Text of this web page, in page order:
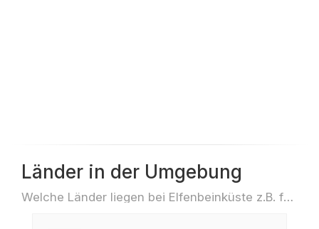
Länder in der Umgebung
Welche Länder liegen bei Elfenbeinküste z.B. für Reisen oder Flüge